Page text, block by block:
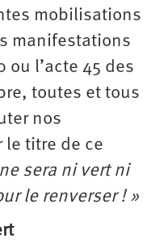
mobilisations
manifestations
ou l’acte 45 des
toutes et tous
nos
le titre de ce
sera ni vert ni
le renverser ! »